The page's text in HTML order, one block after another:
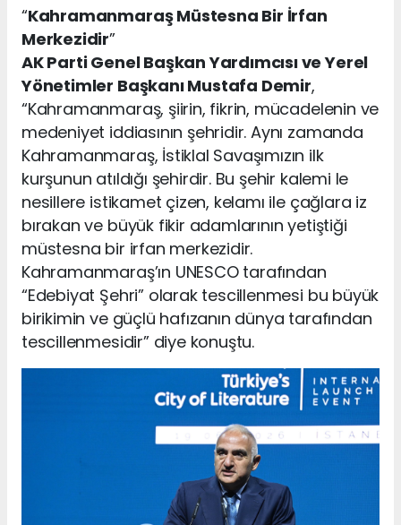
“Kahramanmaraş Müstesna Bir İrfan
Merkezidir”
AK Parti Genel Başkan Yardımcısı ve Yerel
Yönetimler Başkanı Mustafa Demir,
“Kahramanmaraş, şiirin, fikrin, mücadelenin ve
medeniyet iddiasının şehridir. Aynı zamanda
Kahramanmaraş, İstiklal Savaşımızın ilk
kurşunun atıldığı şehirdir. Bu şehir kalemi le
nesillere istikamet çizen, kelamı ile çağlara iz
bırakan ve büyük fikir adamlarının yetiştiği
müstesna bir irfan merkezidir.
Kahramanmaraş’ın UNESCO tarafından
“Edebiyat Şehri” olarak tescillenmesi bu büyük
birikimin ve güçlü hafızanın dünya tarafından
tescillenmesidir” diye konuştu.